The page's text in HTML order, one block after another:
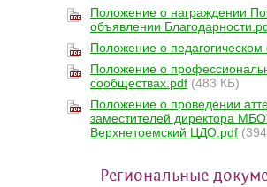
Положение о награждении
объявлении
Положение о педагогическом
Положение о
сообществах.pdf (483 КБ)
Положение о проведении
заместителей директора
Верхнетоемский ЦДО.pdf
Региональные